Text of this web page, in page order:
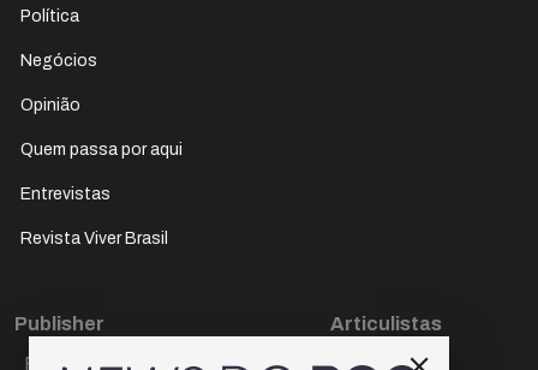
Política
Negócios
Opinião
Quem passa por aqui
Entrevistas
Revista Viver Brasil
Publisher
Paulo Cesar de Oliveira
Articulistas
Décio Freire